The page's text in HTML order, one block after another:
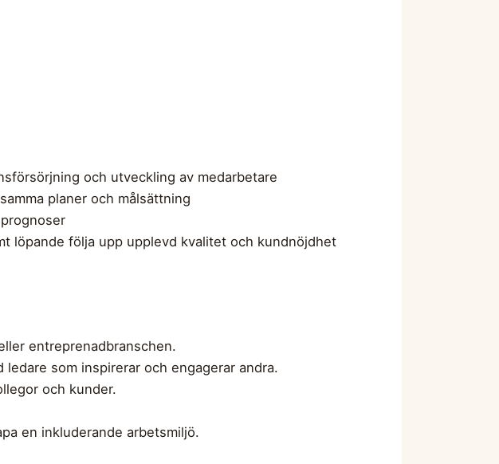
och utveckling av medarbetare
planer och målsättning
löpande följa upp upplevd kvalitet och kundnöjdhet
entreprenadbranschen.
som inspirerar och engagerar andra.
och kunder.
en inkluderande arbetsmiljö.